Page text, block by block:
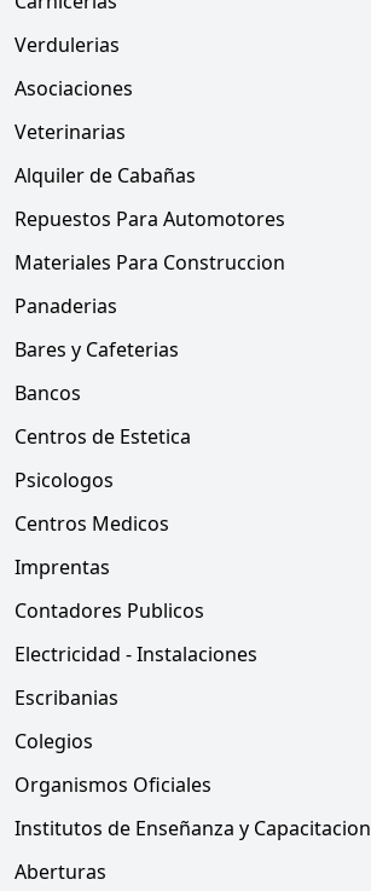
Verdulerias
Asociaciones
Veterinarias
Alquiler de Cabañas
Repuestos Para Automotores
Materiales Para Construccion
Panaderias
Bares y Cafeterias
Bancos
Centros de Estetica
Psicologos
Centros Medicos
Imprentas
Contadores Publicos
Electricidad - Instalaciones
Escribanias
Colegios
Organismos Oficiales
Institutos de Enseñanza y Capacitacion
Aberturas